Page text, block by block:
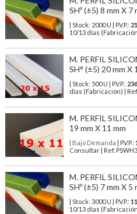
SHº (±5) 8 mm X 7
| Stock: 2000 U | P.V.P.:
10/13 días
M. PERFIL
SH° (±5) 20 mm X
| Stock: 500 U | P.V.P.:
días (Fabricación) | Ref.
M. PERFIL
19 mm X 11 mm
| Bajo Demanda | P.V.P.:
Consultar | Ref.
M. PERFIL
SHº (±5) 7 mm X 5
| Stock: 3000 U | P.V.P.:
10/13 días